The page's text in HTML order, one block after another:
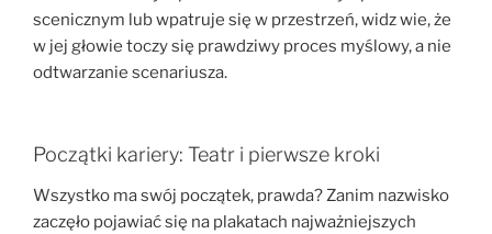
scenicznym lub wpatruje się w przestrzeń, widz wie, że
w jej głowie toczy się prawdziwy proces myślowy, a nie
odtwarzanie scenariusza.
Początki kariery: Teatr i pierwsze kroki
Wszystko ma swój początek, prawda? Zanim nazwisko
zaczęło pojawiać się na plakatach najważniejszych